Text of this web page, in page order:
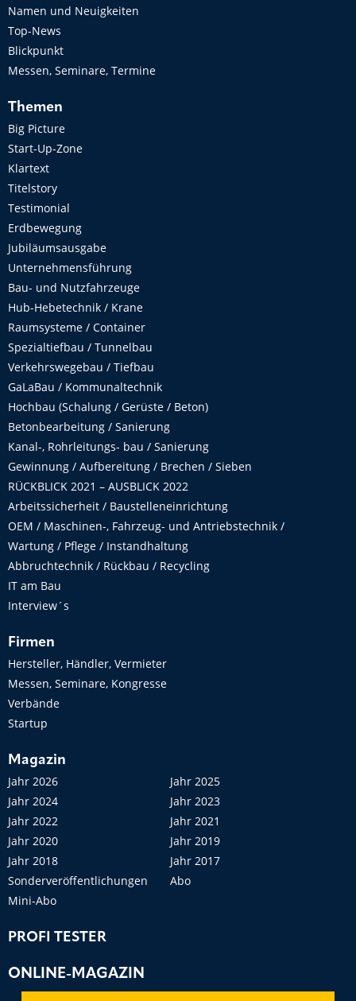
Namen und Neuigkeiten
Top-News
Blickpunkt
Messen, Seminare, Termine
Themen
Big Picture
Start-Up-Zone
Klartext
Titelstory
Testimonial
Erdbewegung
Jubiläumsausgabe
Unternehmensführung
Bau- und Nutzfahrzeuge
Hub-Hebetechnik / Krane
Raumsysteme / Container
Spezialtiefbau / Tunnelbau
Verkehrswegebau / Tiefbau
GaLaBau / Kommunaltechnik
Hochbau (Schalung / Gerüste / Beton)
Betonbearbeitung / Sanierung
Kanal-, Rohrleitungs- bau / Sanierung
Gewinnung / Aufbereitung / Brechen / Sieben
RÜCKBLICK 2021 – AUSBLICK 2022
Arbeitssicherheit / Baustelleneinrichtung
OEM / Maschinen-, Fahrzeug- und Antriebstechnik /
Wartung / Pflege / Instandhaltung
Abbruchtechnik / Rückbau / Recycling
IT am Bau
Interview´s
Firmen
Hersteller, Händler, Vermieter
Messen, Seminare, Kongresse
Verbände
Startup
Magazin
Jahr 2026
Jahr 2025
Jahr 2024
Jahr 2023
Jahr 2022
Jahr 2021
Jahr 2020
Jahr 2019
Jahr 2018
Jahr 2017
Sonderveröffentlichungen
Abo
Mini-Abo
PROFI TESTER
ONLINE-MAGAZIN